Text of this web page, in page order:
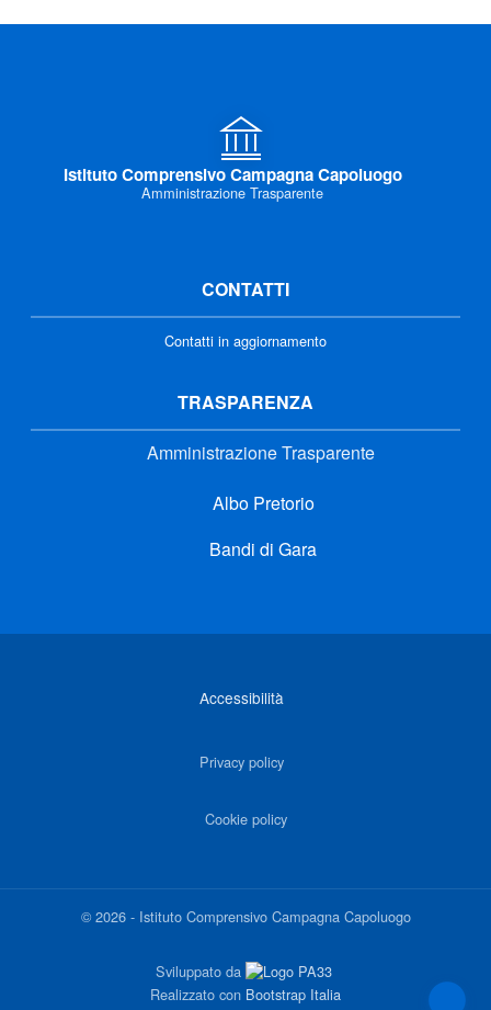
Istituto Comprensivo Campagna Capoluogo
Amministrazione Trasparente
CONTATTI
Contatti in aggiornamento
TRASPARENZA
Amministrazione Trasparente
Albo Pretorio
Bandi di Gara
Accessibilità
Privacy policy
Cookie policy
©2026- Istituto Comprensivo Campagna Capoluogo
Sviluppato da
Realizzato con Bootstrap Italia